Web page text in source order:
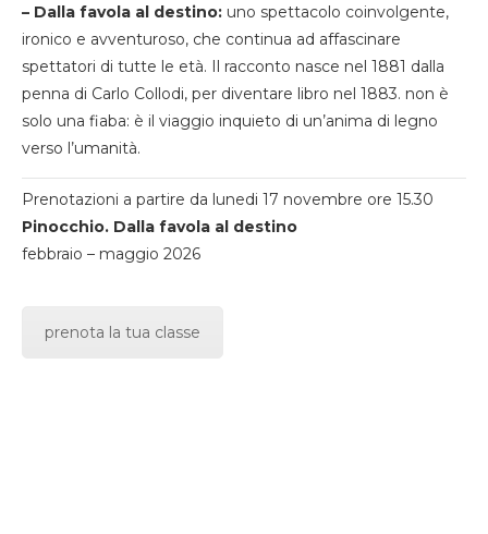
– Dalla favola al destino: uno spettacolo coinvolgente,
ironico e avventuroso, che continua ad affascinare
spettatori di tutte le età. Il racconto nasce nel 1881 dalla
penna di Carlo Collodi, per diventare libro nel 1883. non è
solo una fiaba: è il viaggio inquieto di un’anima di legno
verso l’umanità.
Prenotazioni a partire da lunedi 17 novembre ore 15.30
Pinocchio. Dalla favola al destino
febbraio – maggio 2026
prenota la tua classe